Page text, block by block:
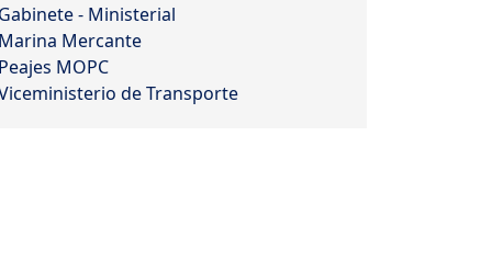
Gabinete - Ministerial
Marina Mercante
Peajes MOPC
de Transporte